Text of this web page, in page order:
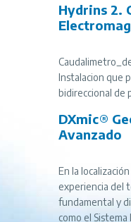
Hydrins 2.
Instalacion que
bidireccional de
DXmic®
Avanzado
En la
experiencia del
fundamental y
como el